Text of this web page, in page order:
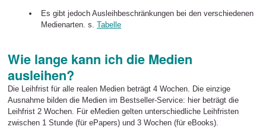
Es gibt jedoch Ausleihbeschränkungen bei den ver­schiedenen
Medienarten. s. Tabelle
Wie lange kann ich die Medien
ausleihen?
Die Leihfrist für alle realen Medien beträgt 4 Wochen. Die einzige
Ausnahme bilden die Medien im Bestseller-Service: hier beträgt die
Leihfrist 2 Wochen. Für eMedien gelten unterschiedliche Leihfristen
zwischen 1 Stunde (für ePapers) und 3 Wochen (für eBooks).